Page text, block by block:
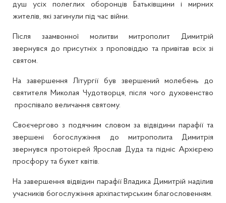
душ усіх полеглих оборонців Батьківщини і мирних
жителів, які загинули під час війни.
Після заамвонної молитви митрополит Димитрій
звернувся до присутніх з проповіддю та привітав всіх зі
святом.
На завершення Літургії був звершений молебень до
святителя Миколая Чудотворця, після чого духовенство
проспівало величання святому.
Своєчергово з подячним словом за відвідини парафії та
звершені богослужіння до митрополита Димитрія
звернувся протоієрей Ярослав Дуда та підніс Архієрею
просфору та букет квітів.
На завершення відвідин парафії Владика Димитрій наділив
учасників богослужіння архіпастирським благословенням.